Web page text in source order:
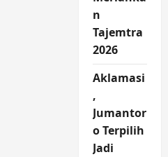
n
Tajemtra
2026
Aklamasi
,
Jumantor
o Terpilih
Jadi